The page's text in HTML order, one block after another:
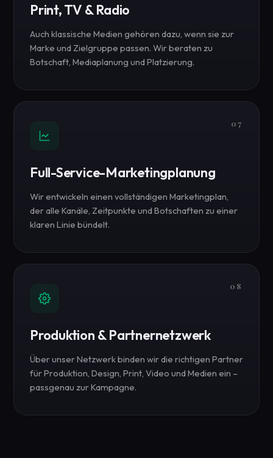
Print, TV & Radio
Auch klassische Medien gehören dazu, wenn sie zur
Marke und Zielgruppe passen. Wir beraten zu
Botschaft, Mediaplanung und Platzierung.
07
Full-Service-Marketingplanung
Wir entwickeln einen vollständigen Marketingplan,
der alle Kanäle, Zeitpunkte und Botschaften zu einer
klaren Linie bündelt.
08
Produktion & Partnernetzwerk
Über unser Netzwerk binden wir die richtigen Partner
für Produktion, Design, Print, Video und Medien ein –
passgenau zur Kampagne.